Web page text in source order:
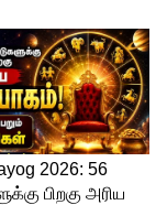
மாதாந்திர
பின்
பல பலன்கள்